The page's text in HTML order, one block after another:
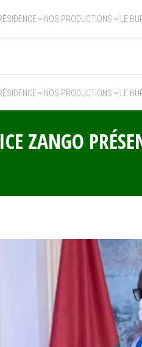
NOS PRODUCTIONS LE
ZANGO
NOS PRODUCTIONS LE